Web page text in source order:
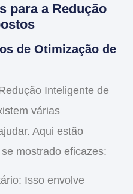
para a Redução
de Otimização de
Inteligente de
várias
Aqui estão
mostrado eficazes:
: Isso envolve